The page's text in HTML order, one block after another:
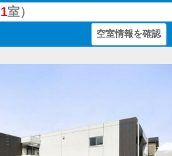
1室）
空室情報を確認